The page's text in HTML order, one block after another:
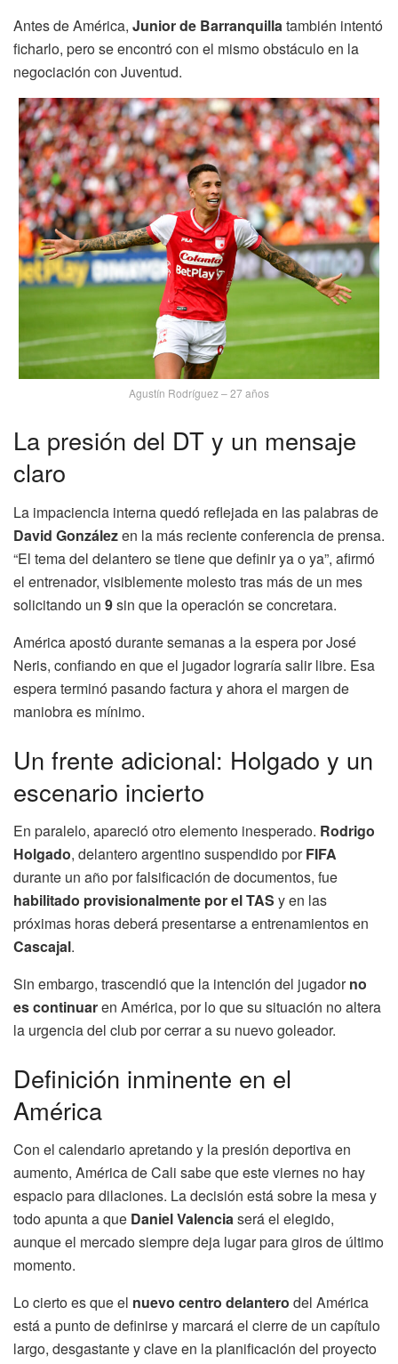
Antes de América, Junior de Barranquillatambién intentó
ficharlo, pero se encontró con el mismo obstáculo en la
negociación con Juventud.
Agustín Rodríguez – 27 años
La presión del DT y un mensaje
claro
La impaciencia interna quedó reflejada en las palabras de
David Gonzálezen la más reciente conferencia de prensa.
“El tema del delantero se tiene que definir ya o ya”, afirmó
el entrenador, visiblemente molesto tras más de un mes
solicitando un 9sin que la operación se concretara.
América apostó durante semanas a la espera por José
Neris, confiando en que el jugador lograría salir libre. Esa
espera terminó pasando factura y ahora el margen de
maniobra es mínimo.
Un frente adicional: Holgado y un
escenario incierto
En paralelo, apareció otro elemento inesperado. Rodrigo
Holgado, delantero argentino suspendido porFIFA
durante un año por falsificación de documentos, fue
habilitado provisionalmente por el TAS y en las
próximas horas deberá presentarse a entrenamientos en
Cascajal.
Sin embargo, trascendió que la intención del jugadorno
es continuaren América, por lo que su situación no altera
la urgencia del club por cerrar a su nuevo goleador.
Definición inminente en el
América
Con el calendario apretando y la presión deportiva en
aumento, América de Cali sabe que este viernes no hay
espacio para dilaciones. La decisión está sobre la mesa y
todo apunta a que Daniel Valenciaserá el elegido,
aunque el mercado siempre deja lugar para giros de último
momento.
Lo cierto es que el nuevo centro delantero del América
está a punto de definirse y marcará el cierre de un capítulo
largo, desgastante y clave en la planificación del proyecto